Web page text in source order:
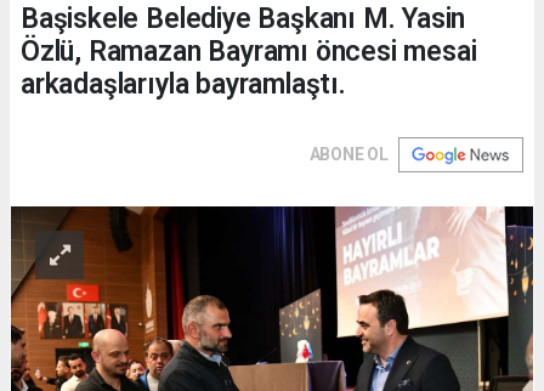
Başiskele Belediye Başkanı M. Yasin
Özlü, Ramazan Bayramı öncesi mesai
arkadaşlarıyla bayramlaştı.
ABONE OL